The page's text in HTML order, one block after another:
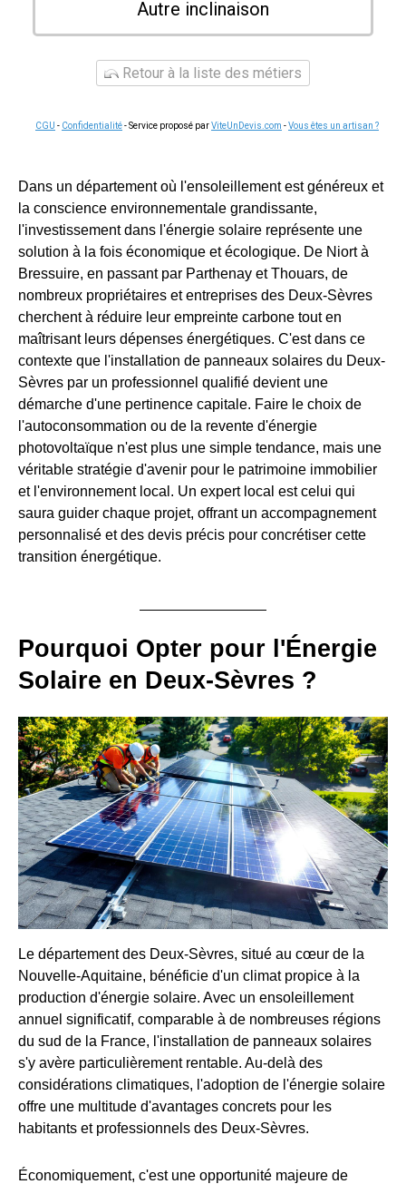
Autre inclinaison
Retour à la liste des métiers
CGU - Confidentialité- Service proposé parViteUnDevis.com -Vous êtes un artisan ?
Dans un département où l'ensoleillement est généreux et
la conscience environnementale grandissante,
l'investissement dans l'énergie solaire représente une
solution à la fois économique et écologique. De Niort à
Bressuire, en passant par Parthenay et Thouars, de
nombreux propriétaires et entreprises des Deux-Sèvres
cherchent à réduire leur empreinte carbone tout en
maîtrisant leurs dépenses énergétiques. C'est dans ce
contexte que l'installation de panneaux solaires du Deux-
Sèvres par un professionnel qualifié devient une
démarche d'une pertinence capitale. Faire le choix de
l'autoconsommation ou de la revente d'énergie
photovoltaïque n'est plus une simple tendance, mais une
véritable stratégie d'avenir pour le patrimoine immobilier
et l'environnement local. Un expert local est celui qui
saura guider chaque projet, offrant un accompagnement
personnalisé et des devis précis pour concrétiser cette
transition énergétique.
Pourquoi Opter pour l'Énergie
Solaire en Deux-Sèvres ?
Le département des Deux-Sèvres, situé au cœur de la
Nouvelle-Aquitaine, bénéficie d'un climat propice à la
production d'énergie solaire. Avec un ensoleillement
annuel significatif, comparable à de nombreuses régions
du sud de la France, l'installation de panneaux solaires
s'y avère particulièrement rentable. Au-delà des
considérations climatiques, l'adoption de l'énergie solaire
offre une multitude d'avantages concrets pour les
habitants et professionnels des Deux-Sèvres.
Économiquement, c'est une opportunité majeure de